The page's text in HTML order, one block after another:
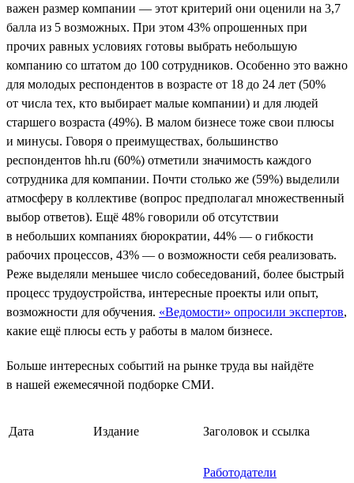
важен размер компании — этот критерий они оценили на 3,7
балла из 5 возможных. При этом 43% опрошенных при
прочих равных условиях готовы выбрать небольшую
компанию со штатом до 100 сотрудников. Особенно это важно
для молодых респондентов в возрасте от 18 до 24 лет (50%
от числа тех, кто выбирает малые компании) и для людей
старшего возраста (49%). В малом бизнесе тоже свои плюсы
и минусы. Говоря о преимуществах, большинство
респондентов hh.ru (60%) отметили значимость каждого
сотрудника для компании. Почти столько же (59%) выделили
атмосферу в коллективе (вопрос предполагал множественный
выбор ответов). Ещё 48% говорили об отсутствии
в небольших компаниях бюрократии, 44% — о гибкости
рабочих процессов, 43% — о возможности себя реализовать.
Реже выделяли меньшее число собеседований, более быстрый
процесс трудоустройства, интересные проекты или опыт,
возможности для обучения. «Ведомости» опросили экспертов,
какие ещё плюсы есть у работы в малом бизнесе.
Больше интересных событий на рынке труда вы найдёте
в нашей ежемесячной подборке СМИ.
Дата Издание Заголовок и ссылка
Работодатели